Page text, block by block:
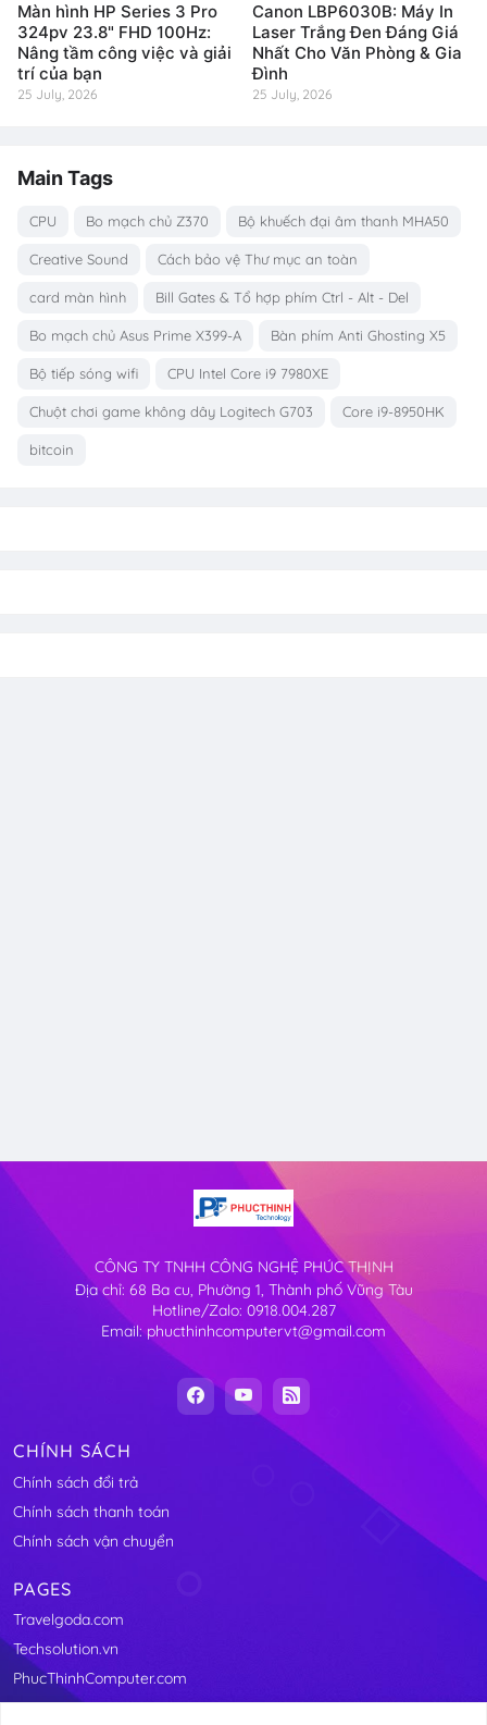
Màn hình HP Series 3 Pro
324pv 23.8" FHD 100Hz:
Nâng tầm công việc và giải
trí của bạn
25 July, 2026
Canon LBP6030B: Máy In
Laser Trắng Đen Đáng Giá
Nhất Cho Văn Phòng & Gia
Đình
25 July, 2026
Main Tags
CPU Bo mạch chủ Z370 Bộ khuếch đại âm thanh MHA50
Creative Sound Cách bảo vệ Thư mục an toàn
card màn hình Bill Gates & Tổ hợp phím Ctrl - Alt - Del
Bo mạch chủ Asus Prime X399-A Bàn phím Anti Ghosting X5
Bộ tiếp sóng wifi CPU Intel Core i9 7980XE
Chuột chơi game không dây Logitech G703 Core i9-8950HK
bitcoin
CÔNG TY TNHH CÔNG NGHỆ PHÚC THỊNH
Địa chỉ: 68 Ba cu, Phường 1, Thành phố Vũng Tàu
Hotline/Zalo: 0918.004.287
Email: phucthinhcomputervt@gmail.com
CHÍNH SÁCH
Chính sách đổi trả
Chính sách thanh toán
Chính sách vận chuyển
PAGES
Travelgoda.com
Techsolution.vn
PhucThinhComputer.com